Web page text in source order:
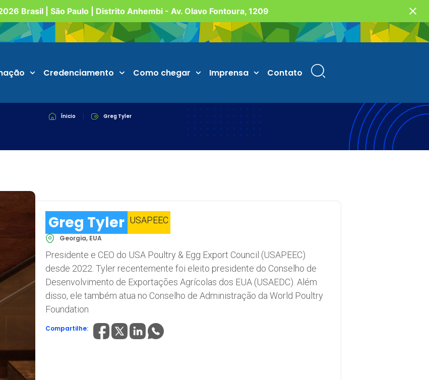
Brasil | São Paulo | Distrito Anhembi - Av. Olavo Fontoura, 1209
Credenciamento Como chegar Imprensa Contato
Ínicio Greg Tyler
Greg Tyler USAPEEC
Georgia, EUA
Presidente e CEO do USA Poultry & Egg Export Council (USAPEEC)
desde 2022. Tyler recentemente foi eleito presidente do Conselho de
Desenvolvimento de Exportações Agrícolas dos EUA (USAEDC). Além
disso, ele também atua no Conselho de Administração da World Poultry
Foundation
Compartilhe: